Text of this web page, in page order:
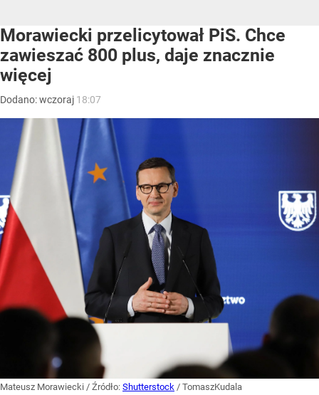
Morawiecki przelicytował PiS. Chce
zawieszać 800 plus, daje znacznie
więcej
Dodano:wczoraj 18:07
Mateusz Morawiecki / Źródło: Shutterstock / TomaszKudala